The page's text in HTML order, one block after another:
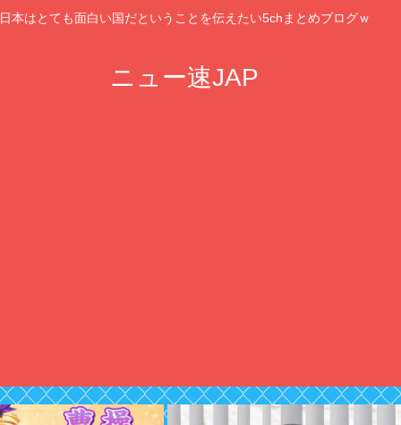
日本はとても面白い国だということを伝えたい5chまとめブログｗ
ニュー速JAP